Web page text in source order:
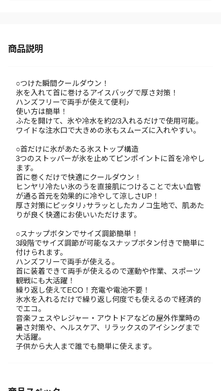
商品説明
○つけた瞬間クールダウン！
氷を入れて首に巻けるアイスバッグで厚さ対策！
ハンズフリーで両手が使えて便利♪
使い方は簡単！
ふたを開けて、氷や冷水を約2/3入れるだけで使用可能。
ワイドな注水口で大きめの氷もスムーズに入れやすい。
○首だけに氷があたる氷ストップ構造
3つのストッパーが氷を止めてピンポイントに首を冷やし
ます。
首に巻くだけで快適にクールダウン！
ヒンヤリ冷たい氷のうを直接肌につけることで太い血管
が通る首元を効果的に冷やして涼しさUP！
厚さ対策にピッタリ♪サラッとしたカノコ生地で、肌あた
りが良く快適にお使いいただけます。
○スナップボタンでサイズ調節簡単！
3段階でサイズ調節が可能なスナップボタン付きで簡単に
付けられます。
ハンズフリーで両手が使える。
首に装着できて両手が使えるので運動や作業、スポーツ
観戦にも大活躍！
繰り返し使えてECO！充電や電池不要！
氷水を入れるだけで繰り返し何度でも使えるので経済的
でエコ。
音楽フェスやレジャー・アウトドアなどの屋外作業時の
暑さ対策や、ヘルスケア、リラックスのアイシングまで
大活躍。
子供から大人まで誰でも簡単に使えます。